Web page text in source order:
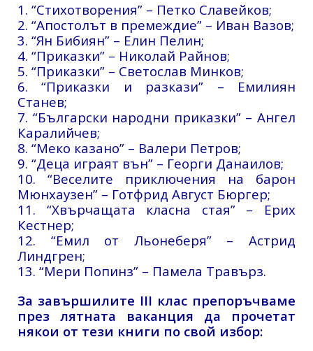
1. “Стихотворения” – Петко Славейков;
2. “Апостолът в премеждие” – Иван Вазов;
3. “Ян Бибиян” – Елин Пелин;
4. “Приказки” – Николай Райнов;
5. “Приказки” – Светослав Минков;
6. “Приказки и разкази” – Емилиян
Станев;
7. “Български народни приказки” – Ангел
Каралийчев;
8. “Меко казано” – Валери Петров;
9. “Деца играят вън” – Георги Данаилов;
10. “Веселите приключения на барон
Мюнхаузен” – Готфрид Август Бюргер;
11. “Хвърчащата класна стая” – Ерих
Кестнер;
12. “Емил от Льонеберя” – Астрид
Линдгрен;
13. “Мери Попинз” – Памела Травърз.
За завършилите III клас препоръчваме
през лятната ваканция да прочетат
някои от тези книги по свой избор: